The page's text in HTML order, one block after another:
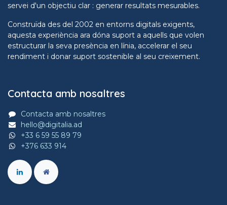
servei d'un objectiu clar : generar resultats mesurables.
Construïda des del 2002 en entorns digitals exigents,
aquesta experiència ara dóna suport a aquells que volen
estructurar la seva presència en línia, accelerar el seu
rendiment i donar suport sostenible al seu creixement.
Contacta amb nosaltres
Contacta amb nosaltres
hello@digitalia.ad
+33 6 59 55 89 79
+376 633 914